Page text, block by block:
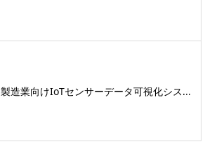
製造業向けIoTセンサーデータ可視化シス...